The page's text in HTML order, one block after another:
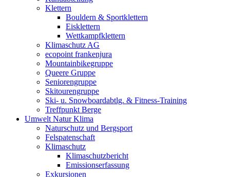
Klettern
Bouldern & Sportklettern
Eisklettern
Wettkampfklettern
Klimaschutz AG
ecopoint frankenjura
Mountainbikegruppe
Queere Gruppe
Seniorengruppe
Skitourengruppe
Ski- u. Snowboardabtlg. & Fitness-Training
Treffpunkt Berge
Umwelt Natur Klima
Naturschutz und Bergsport
Felspatenschaft
Klimaschutz
Klimaschutzbericht
Emissionserfassung
Exkursionen